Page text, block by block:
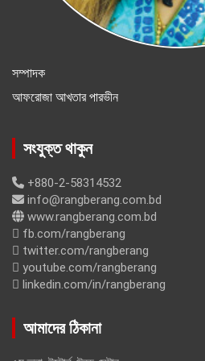
সম্পাদক
আফরোজা আখতার পারভীন
সংযুক্ত থাকুন
+880-2-58314532
info@rangberang.com.bd
www.rangberang.com.bd
fb.com/rangberang
twitter.com/rangberang
youtube.com/rangberang
linkedin.com/in/rangberang
আমাদের ঠিকানা